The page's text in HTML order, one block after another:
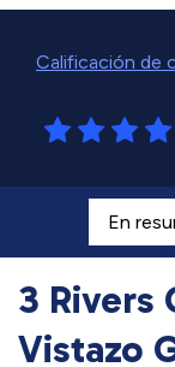
Calificación de
3 Rivers
Vistazo